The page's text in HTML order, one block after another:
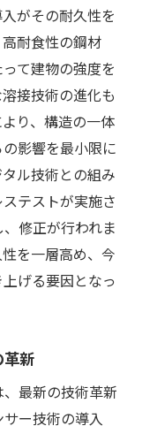
がその耐久性を
耐食性の鋼材
て建物の強度を
接技術の進化も
り、構造の一体
影響を最小限に
ル技術との組み
テストが実施さ
修正が行われま
を一層高め、今
げる要因となっ
革新
最新の技術革新
ー技術の導入